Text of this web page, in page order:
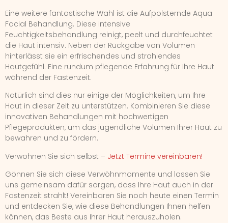
Eine weitere fantastische Wahl ist die Aufpolsternde Aqua
Facial Behandlung. Diese intensive
Feuchtigkeitsbehandlung reinigt, peelt und durchfeuchtet
die Haut intensiv. Neben der Rückgabe von Volumen
hinterlässt sie ein erfrischendes und strahlendes
Hautgefühl. Eine rundum pflegende Erfahrung für Ihre Haut
während der Fastenzeit.
Natürlich sind dies nur einige der Möglichkeiten, um Ihre
Haut in dieser Zeit zu unterstützen. Kombinieren Sie diese
innovativen Behandlungen mit hochwertigen
Pflegeprodukten, um das jugendliche Volumen Ihrer Haut zu
bewahren und zu fördern.
Verwöhnen Sie sich selbst – Jetzt Termine vereinbaren!
Gönnen Sie sich diese Verwöhnmomente und lassen Sie
uns gemeinsam dafür sorgen, dass Ihre Haut auch in der
Fastenzeit strahlt! Vereinbaren Sie noch heute einen Termin
und entdecken Sie, wie diese Behandlungen Ihnen helfen
können, das Beste aus Ihrer Haut herauszuholen.